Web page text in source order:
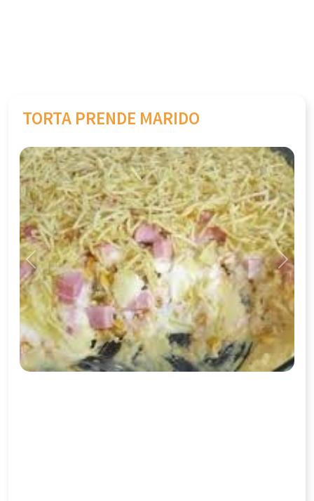
TORTA PRENDE MARIDO
Previous Next